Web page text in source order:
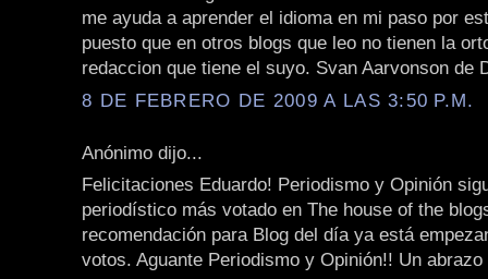
me ayuda a aprender el idioma en mi paso por
puesto que en otros blogs que leo no tienen la
redaccion que tiene el suyo. Svan Aarvonson de
8 DE FEBRERO DE 2009 A LAS 3:50 P.M.
Anónimo dijo...
Felicitaciones Eduardo! Periodismo y Opinión
periodístico más votado en The house of the
recomendación para Blog del día ya está
votos. Aguante Periodismo y Opinión!! Un abrazo